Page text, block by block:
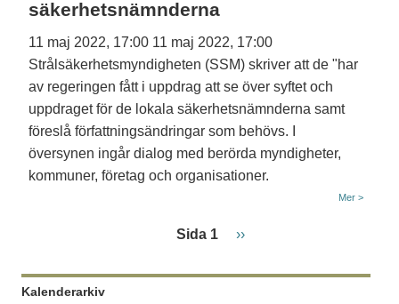
säkerhetsnämnderna
11 maj 2022, 17:00 11 maj 2022, 17:00
Strålsäkerhetsmyndigheten (SSM) skriver att de "har
av regeringen fått i uppdrag att se över syftet och
uppdraget för de lokala säkerhetsnämnderna samt
föreslå författningsändringar som behövs. I
översynen ingår dialog med berörda myndigheter,
kommuner, företag och organisationer.
Mer >
Sida 1 Nästa sida
››
Kalenderarkiv